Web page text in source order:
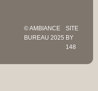
© AMBIANCE
BUREAU 2025
SITE
BY
148